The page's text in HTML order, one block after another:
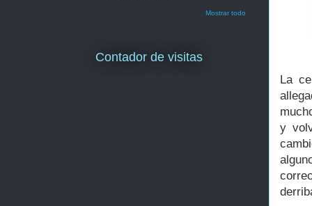
La
y
Mostrar todo
Contador de visitas